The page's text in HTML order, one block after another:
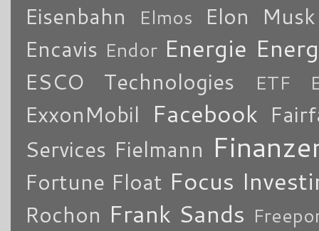
Eisenbahn
Elmos
Elon Musk
Encavis Endor Energie
ESCO Technologies ETF
ExxonMobil Facebook
Services Fielmann
Fortune Float Focus
Rochon Frank Sands